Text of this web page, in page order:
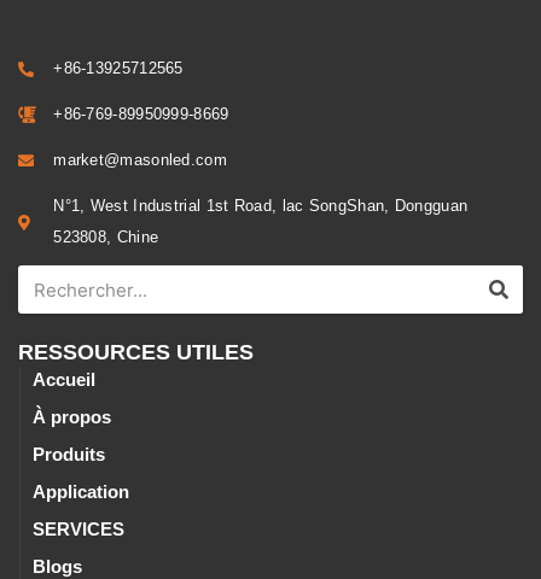
+86-13925712565
+86-769-89950999-8669
market@masonled.com
N°1, West Industrial 1st Road, lac SongShan, Dongguan
523808, Chine
RESSOURCES UTILES
Accueil
À propos
Produits
Application
SERVICES
Blogs